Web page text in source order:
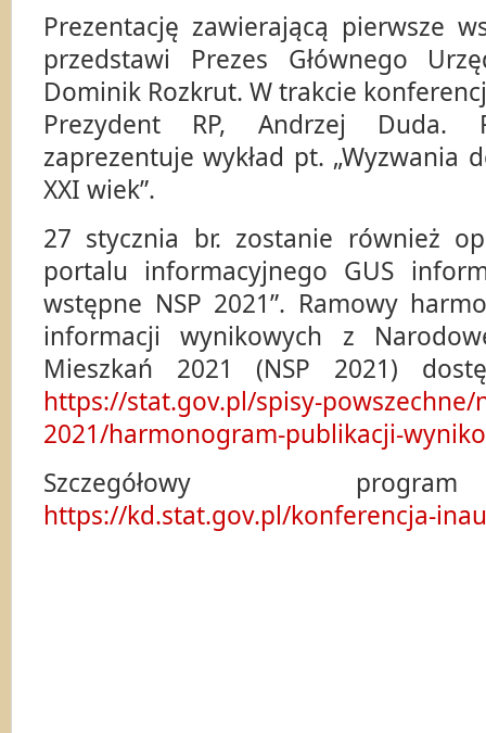
Prezentację zawierającą pierwsze
przedstawi Prezes Głównego
Dominik Rozkrut. W trakcie
Prezydent RP, Andrzej Duda.
zaprezentuje wykład pt. „Wyzwania
XXI wiek”.
27 stycznia br. zostanie również
portalu informacyjnego GUS
wstępne NSP 2021”. Ramowy
informacji wynikowych z
Mieszkań 2021 (NSP 2021)
https://stat.gov.pl/spisy-powszechne/
2021/harmonogram-publikacji-
Szczegółowy
https://kd.stat.gov.pl/konferencja-